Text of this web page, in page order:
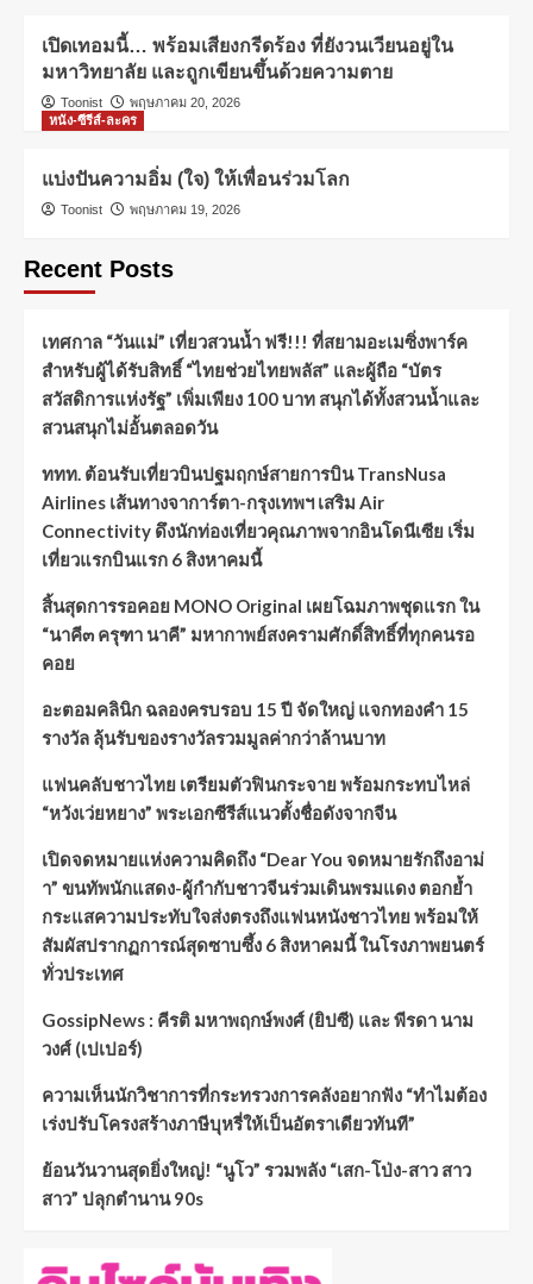
เปิดเทอมนี้… พร้อมเสียงกรีดร้อง ที่ยังวนเวียนอยู่ใน
มหาวิทยาลัย และถูกเขียนขึ้นด้วยความตาย
Toonist
พฤษภาคม 20, 2026
หนัง-ซีรีส์-ละคร
แบ่งปันความอิ่ม (ใจ) ให้เพื่อนร่วมโลก
Toonist พฤษภาคม 19, 2026
Recent Posts
เทศกาล “วันแม่” เที่ยวสวนน้ำ ฟรี!!! ที่สยามอะเมซิ่งพาร์ค
สำหรับผู้ได้รับสิทธิ์ “ไทยช่วยไทยพลัส” และผู้ถือ “บัตร
สวัสดิการแห่งรัฐ” เพิ่มเพียง 100 บาท สนุกได้ทั้งสวนน้ำและ
สวนสนุกไม่อั้นตลอดวัน
ททท. ต้อนรับเที่ยวบินปฐมฤกษ์สายการบิน TransNusa
Airlines เส้นทางจาการ์ตา-กรุงเทพฯ เสริม Air
Connectivity ดึงนักท่องเที่ยวคุณภาพจากอินโดนีเซีย เริ่ม
เที่ยวแรกบินแรก 6 สิงหาคมนี้
สิ้นสุดการรอคอย MONO Original เผยโฉมภาพชุดแรก ใน
“นาคี๓ ครุฑา นาคี” มหากาพย์สงครามศักดิ์สิทธิ์ที่ทุกคนรอ
คอย
อะตอมคลินิก ฉลองครบรอบ 15 ปี จัดใหญ่ แจกทองคำ 15
รางวัล ลุ้นรับของรางวัลรวมมูลค่ากว่าล้านบาท
แฟนคลับชาวไทย เตรียมตัวฟินกระจาย พร้อมกระทบไหล่
“หวังเว่ยหยาง” พระเอกซีรีส์แนวตั้งชื่อดังจากจีน
เปิดจดหมายแห่งความคิดถึง “Dear You จดหมายรักถึงอาม่
า” ขนทัพนักแสดง-ผู้กำกับชาวจีนร่วมเดินพรมแดง ตอกย้ำ
กระแสความประทับใจส่งตรงถึงแฟนหนังชาวไทย พร้อมให้
สัมผัสปรากฏการณ์สุดซาบซึ้ง 6 สิงหาคมนี้ ในโรงภาพยนตร์
ทั่วประเทศ
GossipNews : คีรติ มหาพฤกษ์พงศ์ (ยิปซี) และ พีรดา นาม
วงศ์ (เปเปอร์)
ความเห็นนักวิชาการที่กระทรวงการคลังอยากฟัง “ทำไมต้อง
เร่งปรับโครงสร้างภาษีบุหรี่ให้เป็นอัตราเดียวทันที”
ย้อนวันวานสุดยิ่งใหญ่! “นูโว” รวมพลัง “เสก-โป่ง-สาว สาว
สาว” ปลุกตำนาน 90s